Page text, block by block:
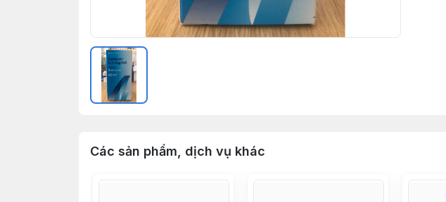
Các sản phẩm, dịch vụ khác